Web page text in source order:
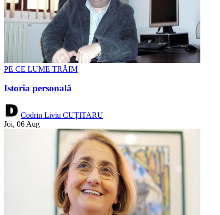
PE CE LUME TRĂIM
Istoria personală
Codrin Liviu CUȚITARU
Joi, 06 Aug